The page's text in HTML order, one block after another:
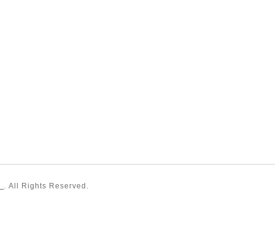
. All Rights Reserved.